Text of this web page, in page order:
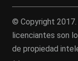
© Copyright 2017.
licenciantes son
de propiedad